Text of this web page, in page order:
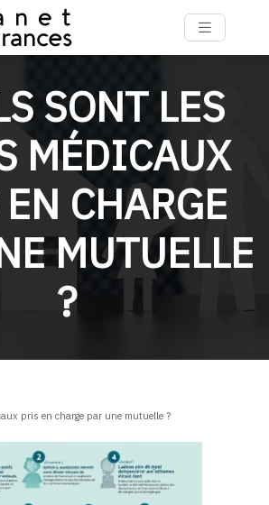
SONT LES
MÉDICAUX
CHARGE
MUTUELLE
?
pris en charge par une mutuelle ?